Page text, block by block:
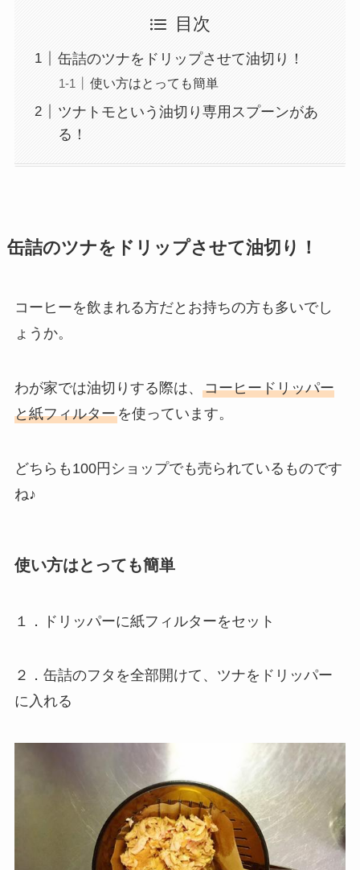
目次
缶詰のツナをドリップさせて油切り！
使い方はとっても簡単
ツナトモという油切り専用スプーンがあ
る！
缶詰のツナをドリップさせて油切り！
コーヒーを飲まれる方だとお持ちの方も多いでし
ょうか。
わが家では油切りする際は、 コーヒードリッパー
と紙フィルターを使っています。
どちらも100円ショップでも売られているものです
ね♪
使い方はとっても簡単
１．ドリッパーに紙フィルターをセット
２．缶詰のフタを全部開けて、ツナをドリッパー
に入れる